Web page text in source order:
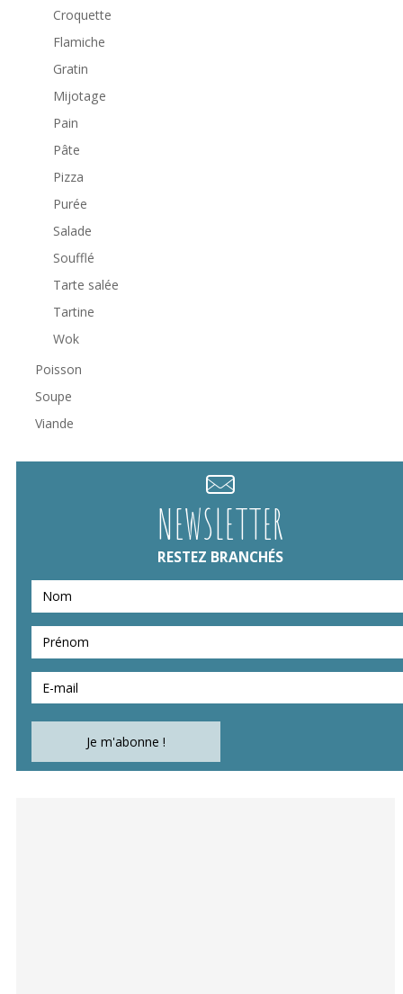
Croquette
Flamiche
Gratin
Mijotage
Pain
Pâte
Pizza
Purée
Salade
Soufflé
Tarte salée
Tartine
Wok
Poisson
Soupe
Viande
NEWSLETTER
RESTEZ BRANCHÉS